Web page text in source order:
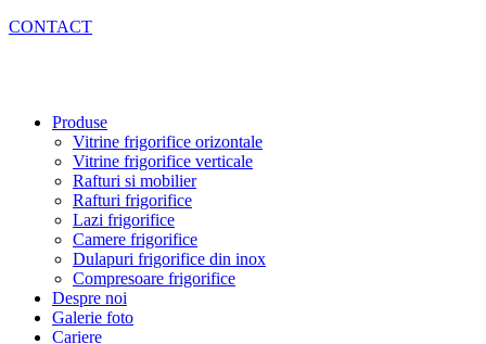
CONTACT
Produse
Vitrine frigorifice orizontale
Vitrine frigorifice verticale
Rafturi si mobilier
Rafturi frigorifice
Lazi frigorifice
Camere frigorifice
Dulapuri frigorifice din inox
Compresoare frigorifice
Despre noi
Galerie foto
Cariere